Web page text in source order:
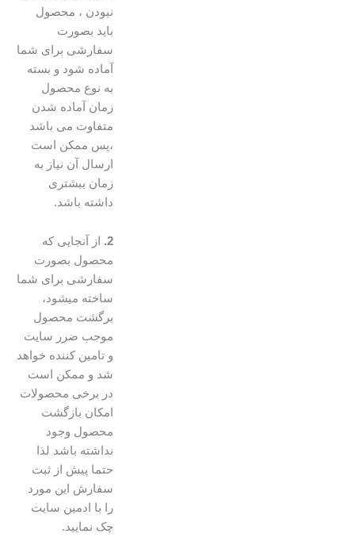
نبودن ، محصول
باید بصورت
سفارشی برای شما
آماده شود و بسته
به نوع محصول
زمان آماده شدن
متفاوت می باشد
،پس ممکن است
ارسال آن نیاز به
زمان بیشتری
داشته باشد.
از آنجایی که
محصول بصورت
سفارشی برای شما
ساخته میشود،
برگشت محصول
موجب ضرر سایت
و تامین کننده خواهد
شد و ممکن است
در برخی محصولات
امکان بازگشت
محصول وجود
نداشته باشد لذا
حتما پیش از ثبت
سفارش این مورد
را با ادمین سایت
چک نمایید.